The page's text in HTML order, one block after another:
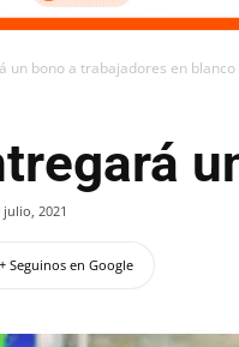
un bono a trabajadores en blanco
julio, 2021
+ Seguinos en Google